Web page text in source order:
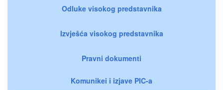
Odluke visokog predstavnika
Izvješća visokog predstavnika
Pravni dokumenti
Komunikei i izjave PIC-a